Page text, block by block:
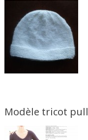
Modèle tricot pull